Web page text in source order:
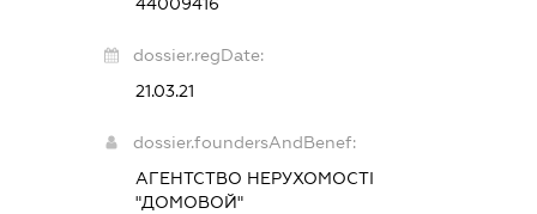
44009416
dossier.regDate:
21.03.21
dossier.foundersAndBenef:
АГЕНТСТВО НЕРУХОМОСТІ
"ДОМОВОЙ"